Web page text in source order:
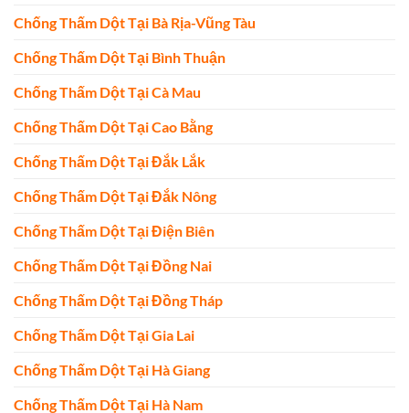
Chống Thấm Dột Tại Bà Rịa-Vũng Tàu
Chống Thấm Dột Tại Bình Thuận
Chống Thấm Dột Tại Cà Mau
Chống Thấm Dột Tại Cao Bằng
Chống Thấm Dột Tại Đắk Lắk
Chống Thấm Dột Tại Đắk Nông
Chống Thấm Dột Tại Điện Biên
Chống Thấm Dột Tại Đồng Nai
Chống Thấm Dột Tại Đồng Tháp
Chống Thấm Dột Tại Gia Lai
Chống Thấm Dột Tại Hà Giang
Chống Thấm Dột Tại Hà Nam